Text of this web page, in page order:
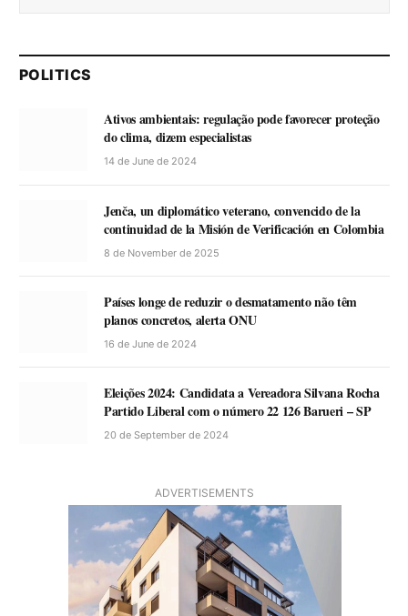
POLITICS
Ativos ambientais: regulação pode favorecer proteção
do clima, dizem especialistas
14 de June de 2024
Jenča, un diplomático veterano, convencido de la
continuidad de la Misión de Verificación en Colombia
8 de November de 2025
Países longe de reduzir o desmatamento não têm
planos concretos, alerta ONU
16 de June de 2024
Eleições 2024: Candidata a Vereadora Silvana Rocha
Partido Liberal com o número 22 126 Barueri – SP
20 de September de 2024
ADVERTISEMENTS